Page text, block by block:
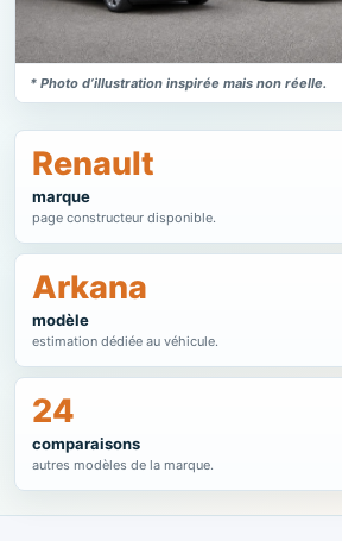
* Photo d’illustration inspirée mais non réelle.
Renault
marque
page constructeur disponible.
Arkana
modèle
estimation dédiée au véhicule.
24
comparaisons
autres modèles de la marque.